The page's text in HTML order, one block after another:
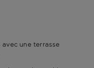
une terrasse